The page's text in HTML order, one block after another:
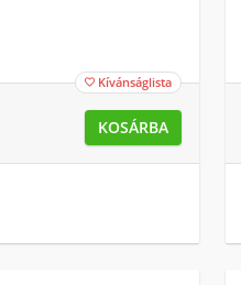
 Kívánságlista
KOSÁRBA